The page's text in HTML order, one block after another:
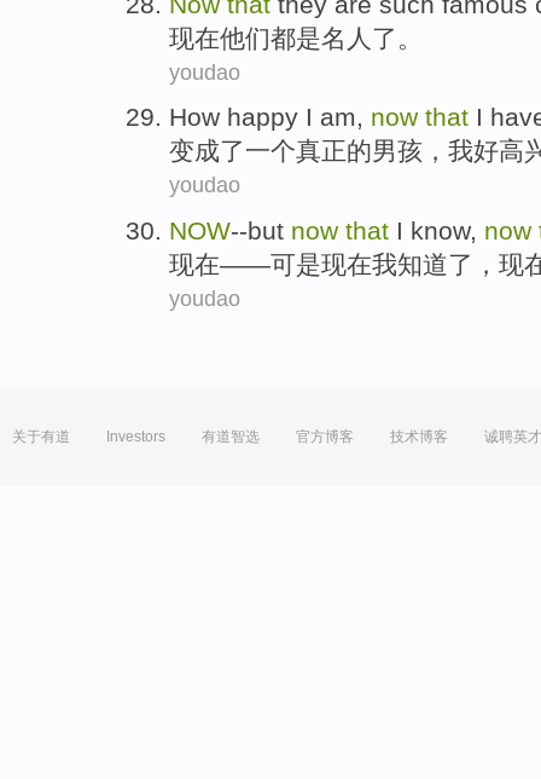
现在他们都是名人 了。
youdao
How happy I am, now that I
变成了一个真正的男孩， 我好高
youdao
NOW--but now that I know, now
现在——可是现在我知道了，现
youdao
关于有道 Investors 有道智选 官方博客 技术博客 诚聘英才